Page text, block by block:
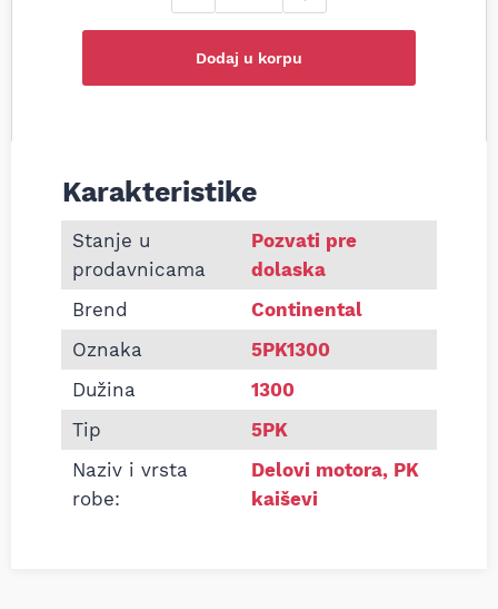
Dodaj u korpu
Informacije o Pk kaiš Continental 5PK1300
Karakteristike
Stanje u
prodavnicama
Pozvati pre
dolaska
Brend
Continental
Oznaka
5PK1300
Dužina
1300
Tip
5PK
Naziv i vrsta
robe:
Delovi motora, PK
kaiševi